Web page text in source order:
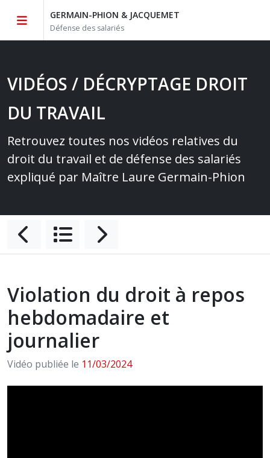
GERMAIN-PHION & JACQUEMET
Défense des salariés
VIDÉOS / DÉCRYPTAGE DROIT
DU TRAVAIL
Retrouvez toutes nos vidéos relatives du
droit du travail et de défense des salariés
expliqué par Maître Laure Germain-Phion
Violation du droit à repos
hebdomadaire et
journalier
Vidéo publiée le 11/03/2024